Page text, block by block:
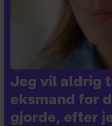
Jeg vil aldrig
eksmand for
gjorde, efter